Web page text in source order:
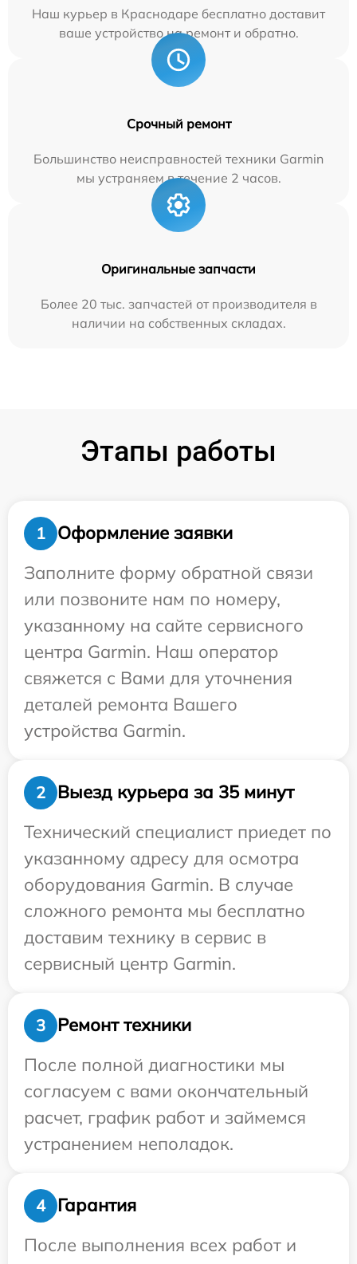
Наш курьер в Краснодаре бесплатно доставит
ваше устройство на ремонт и обратно.
Срочный ремонт
Большинство неисправностей техники Garmin
мы устраняем в течение 2 часов.
Оригинальные запчасти
Более 20 тыс. запчастей от производителя в
наличии на собственных складах.
Этапы работы
1
Оформление заявки
Заполните форму обратной связи
или позвоните нам по номеру,
указанному на сайте сервисного
центра Garmin. Наш оператор
свяжется с Вами для уточнения
деталей ремонта Вашего
устройства Garmin.
2
Выезд курьера за 35 минут
Технический специалист приедет по
указанному адресу для осмотра
оборудования Garmin. В случае
сложного ремонта мы бесплатно
доставим технику в сервис в
сервисный центр Garmin.
3
Ремонт техники
После полной диагностики мы
согласуем с вами окончательный
расчет, график работ и займемся
устранением неполадок.
4
Гарантия
После выполнения всех работ и